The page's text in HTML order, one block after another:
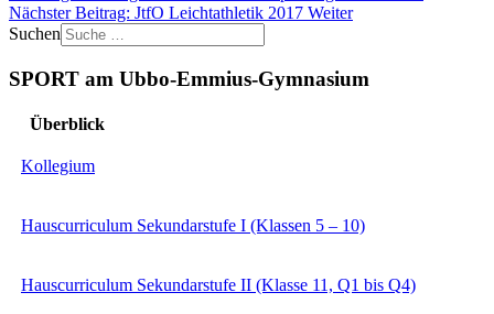
Nächster Beitrag: JtfO Leichtathletik 2017 Weiter
Suchen
SPORT am Ubbo-Emmius-Gymnasium
Überblick
Kollegium
Hauscurriculum Sekundarstufe I (Klassen 5 – 10)
Hauscurriculum Sekundarstufe II (Klasse 11, Q1 bis Q4)